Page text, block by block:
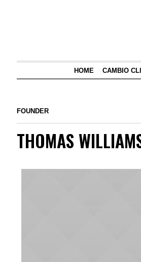
HOME CAMBIO
FOUNDER
THOMAS